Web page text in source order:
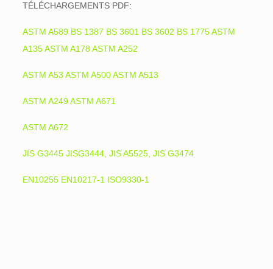
TÉLÉCHARGEMENTS PDF:
ASTM A589 BS 1387 BS 3601 BS 3602 BS 1775 ASTM
A135 ASTM A178 ASTM A252
ASTM A53 ASTM A500 ASTM A513
ASTM A249 ASTM A671
ASTM A672
JIS G3445 JISG3444, JIS A5525, JIS G3474
EN10255 EN10217-1 ISO9330-1